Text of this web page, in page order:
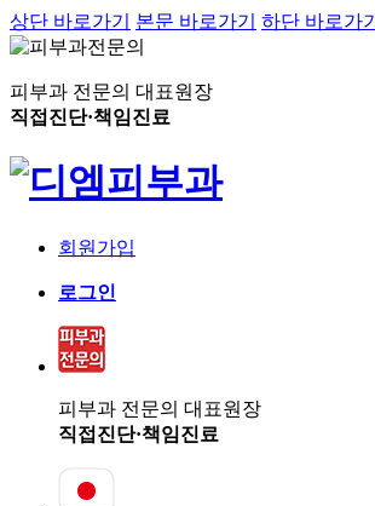
상단 바로가기 본문 바로가기 하단 바로가기
피부과 전문의 대표원장
직접진단·책임진료
회원가입
로그인
피부과 전문의 대표원장
직접진단·책임진료